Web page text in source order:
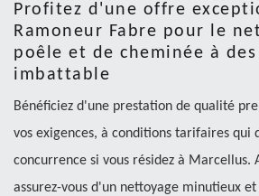
Profitez d'une offre
Ramoneur Fabre pour le
poêle et de cheminée à
imbattable
Bénéficiez d'une prestation de qualité
vos exigences, à conditions tarifaires qui
concurrence si vous résidez à Marcellus.
assurez-vous d'un nettoyage minutieux